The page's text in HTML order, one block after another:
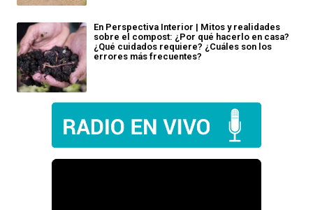
En Perspectiva Interior | Mitos y realidades
sobre el compost: ¿Por qué hacerlo en casa?
¿Qué cuidados requiere? ¿Cuáles son los
errores más frecuentes?